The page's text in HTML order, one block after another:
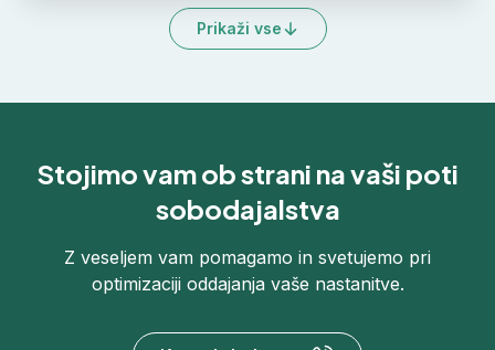
Prikaži vse
Stojimo vam ob strani na vaši poti
sobodajalstva
Z veseljem vam pomagamo in svetujemo pri
optimizaciji oddajanja vaše nastanitve.